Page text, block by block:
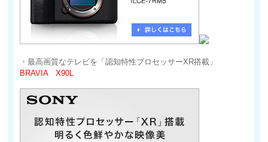
・最高画質なテレビを「認知特性プロセッサーXR搭載」
BRAVIA X90L